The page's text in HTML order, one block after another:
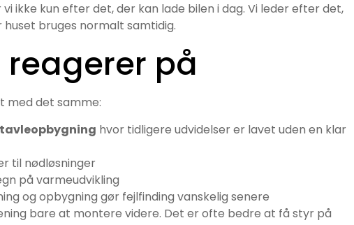
ikke kun efter det, der kan lade bilen i dag. Vi leder efter det,
bruges normalt samtidig.
på
med det samme:
hvor tidligere udvidelser er lavet uden en klar
til nødløsninger
på varmeudvikling
og opbygning gør fejlfinding vanskelig senere
bare at montere videre. Det er ofte bedre at få styr på